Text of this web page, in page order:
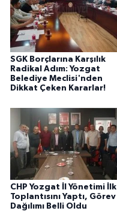
SGK Borçlarına Karşılık
Radikal Adım: Yozgat
Belediye Meclisi'nden
Dikkat Çeken Kararlar!
CHP Yozgat İl Yönetimi İlk
Toplantısını Yaptı, Görev
Dağılımı Belli Oldu